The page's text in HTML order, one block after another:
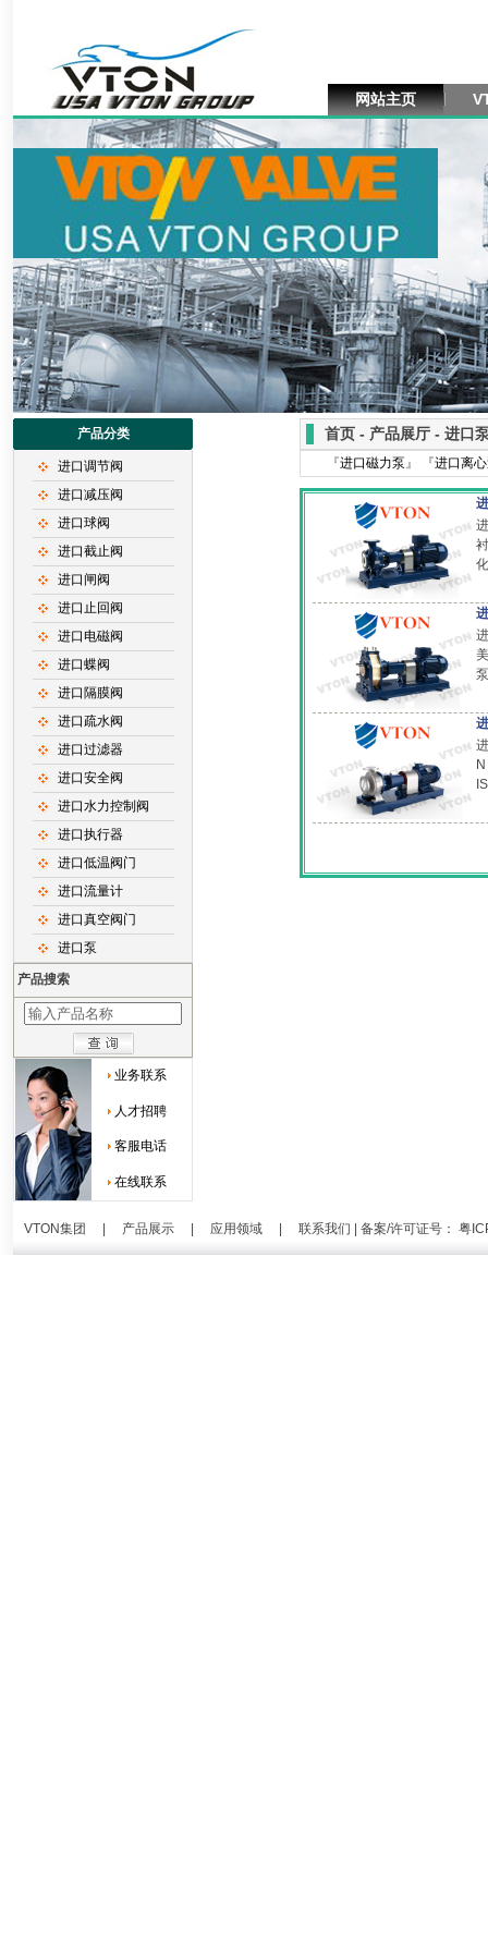
网站主页
产品分类
进口调节阀
进口减压阀
进口球阀
进口截止阀
进口闸阀
进口止回阀
进口电磁阀
进口蝶阀
进口隔膜阀
进口疏水阀
进口过滤器
进口安全阀
进口水力控制阀
进口执行器
进口低温阀门
进口流量计
进口真空阀门
进口泵
产品搜索
业务联系
人才招聘
客服电话
在线联系
首页 - 产品展厅 - 进口
『进口磁力泵』 『进口离
VTON集团 产品展示 应用领域 联系我们 | 备案/许可证号： 粤